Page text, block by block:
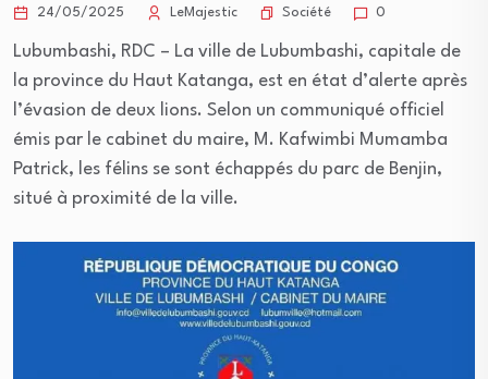
24/05/2025 LeMajestic Société 0
Lubumbashi, RDC – La ville de Lubumbashi, capitale de
la province du Haut Katanga, est en état d’alerte après
l’évasion de deux lions. Selon un communiqué officiel
émis par le cabinet du maire, M. Kafwimbi Mumamba
Patrick, les félins se sont échappés du parc de Benjin,
situé à proximité de la ville.